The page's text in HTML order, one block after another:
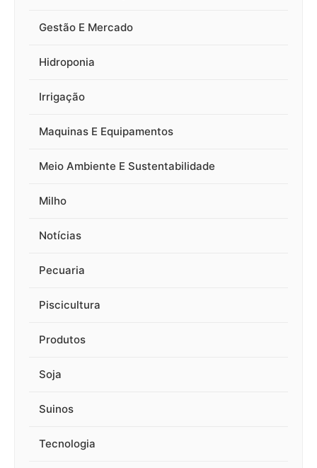
Gestão E Mercado
Hidroponia
Irrigação
Maquinas E Equipamentos
Meio Ambiente E Sustentabilidade
Milho
Notícias
Pecuaria
Piscicultura
Produtos
Soja
Suinos
Tecnologia